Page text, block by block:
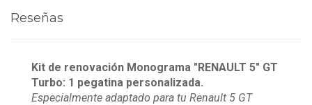
Reseñas
Kit de renovación Monograma "RENAULT 5" GT
Turbo: 1 pegatina personalizada.
Especialmente adaptado para tu Renault 5 GT